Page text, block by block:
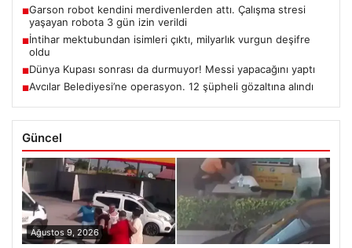
■Garson robot kendini merdivenlerden attı. Çalışma stresi
yaşayan robota 3 gün izin verildi
■İntihar mektubundan isimleri çıktı, milyarlık vurgun deşifre
oldu
■Dünya Kupası sonrası da durmuyor! Messi yapacağını yaptı
■Avcılar Belediyesi’ne operasyon. 12 şüpheli gözaltına alındı
Güncel
Ağustos 9, 2026